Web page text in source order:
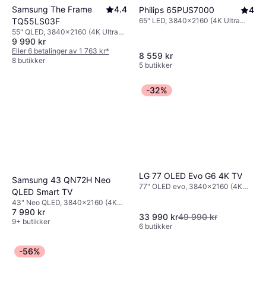
Samsung The Frame
TQ55LS03F
4.4
55" QLED, 3840x2160 (4K Ultra
HD), Smart TV
9 990 kr
Eller 6 betalinger av 1 763 kr*
8 butikker
Philips 65PUS7000 4
65" LED, 3840x2160 (4K Ultra
8 559 kr
5 butikker
Samsung 43 QN72H Neo
QLED Smart TV
43" Neo QLED, 3840x2160 (4K
Ultra HD), Smart TV
7 990 kr
9+ butikker
-32%
LG 77 OLED Evo G6 4K TV
77" OLED evo, 3840x2160 (4K
33 990 kr49 990 kr
6 butikker
-56%